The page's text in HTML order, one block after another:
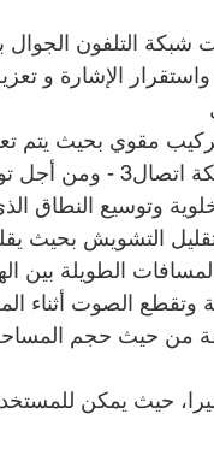
شبكة التلفون الجوال
واستقرار الإشارة و
مقوي بحيث يتم
الحوليات المستقبلة ويمكنكم طلب الخدمة من
وتوسيع النطاق
دون فقدان الإشارة4 - مع امكانية تقليل
الطويلة بين
من حيث حجم
حيث يمكن للمستخدم